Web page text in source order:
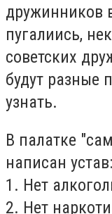
дружинников
пугалиись,
советских
будут разные
узнать.
В палатке
написан устав:
1. Нет
2. Нет